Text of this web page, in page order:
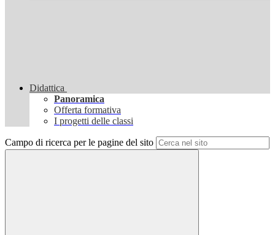
Didattica
Panoramica
Offerta formativa
I progetti delle classi
Campo di ricerca per le pagine del sito